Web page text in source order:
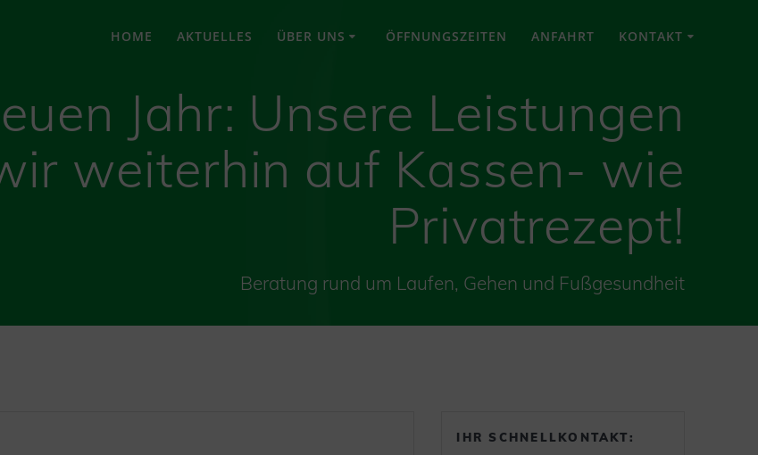
HOME AKTUELLES ÜBER UNS ÖFFNUNGSZEITEN ANFAHRT KONTAKT
Jahr: Unsere Leistungen
weiterhin auf Kassen- wie
Privatrezept!
Beratung rund um Laufen, Gehen und Fußgesundheit
IHR SCHNELLKONTAKT: